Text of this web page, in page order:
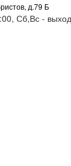
д.79 Б
Сб,Вс -